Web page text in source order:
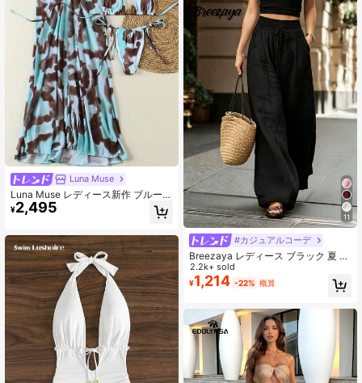
Luna Muse
Luna Muse レディース新作 ブルー&
ブラウン タイダイ 三角ビキニ 3点セ
ット、フロントタイ スリット マキシ
ルバケーションスタイル セクシーで
目を引く、ビーチカバーアップ ツー
ピース水着、エレガントなスリムフ
ィット プレミアム感、デイリー、カ
ジュアル、アイランドバケーショ
ン、プール、デート、ストリート、
ビーチアウトフィット、アウトドア
ウェア、ビーチフォトシュート、ミ
ュージックフェスティバル、バレン
タインデー、サマーアウト、パーテ
ィーアウトフィット、ニューイヤー
バケーションアウトフィットに適し
ています
¥2,495
11
#カジュアルコーデ
Breezaya レディース ブラック 夏 カ
ジュアル ゆったり ハイウエスト ワ
イドレッグ 無地パンツ、バケーショ
ン、休日、通勤、日常着、パーティ
ョン
2.2k+ sold
¥1,214 -22% 概算